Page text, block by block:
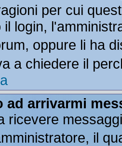
per cui
il login,
oppure li ha
a chiedere il
ad arrivarmi
ricevere
il